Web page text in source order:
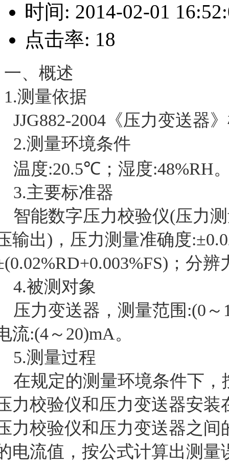
时间: 2014-02-01
点击率: 18
一、概述
1.测量依据
2004 《压力变送器
测量环境条件
温度:20.5℃ ；湿度:48%RH
主要标准器
智能数字压力校验仪(压力
输出) ，压力测量准确度
；分辨
被测对象
压力变送器，测量范围 :(0 ～
流:(4～ 20)mA。
测量过程
在规定的测量环境条件下，
力校验仪和压力变送器安
力校验仪和压力变送器之
电流值，按公式计算出测量